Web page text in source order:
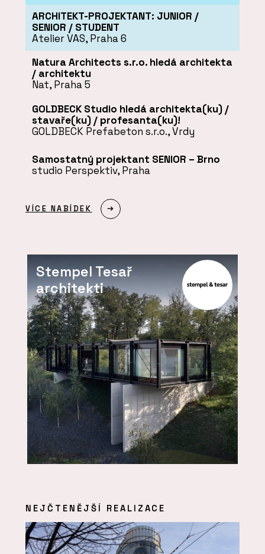
ARCHITEKT-PROJEKTANT: JUNIOR /
SENIOR / STUDENT
Atelier VAS, Praha 6
Natura Architects s.r.o. hledá architekta
/ architektu
Nat, Praha 5
GOLDBECK Studio hledá architekta(ku) /
stavaře(ku) / profesanta(ku)!
GOLDBECK Prefabeton s.r.o., Vrdy
Samostatný projektant SENIOR – Brno
studio Perspektiv, Praha
VÍCE NABÍDEK
Stempel Tesař
architekti
NEJČTENĚJŠÍ REALIZACE